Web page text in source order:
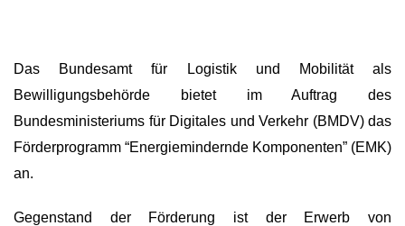
Das Bundesamt für Logistik und Mobilität als
Bewilligungsbehörde bietet im Auftrag des
Bundesministeriums für Digitales und Verkehr (BMDV) das
Förderprogramm “Energiemindernde Komponenten” (EMK)
an.
Gegenstand der Förderung ist der Erwerb von